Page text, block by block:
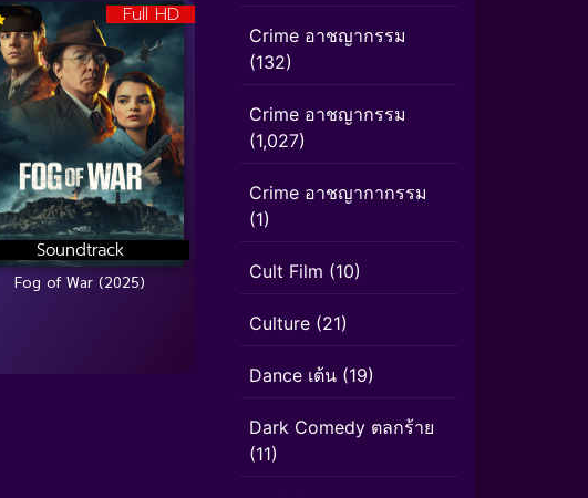
Full HD
Soundtrack
Fog of War (2025)
Crime อาชญากรรม
(132)
Crime อาชญากรรม
(1,027)
Crime อาชญากากรรม
(1)
Cult Film (10)
Culture (21)
Dance เต้น (19)
Dark Comedy ตลกร้าย
(11)